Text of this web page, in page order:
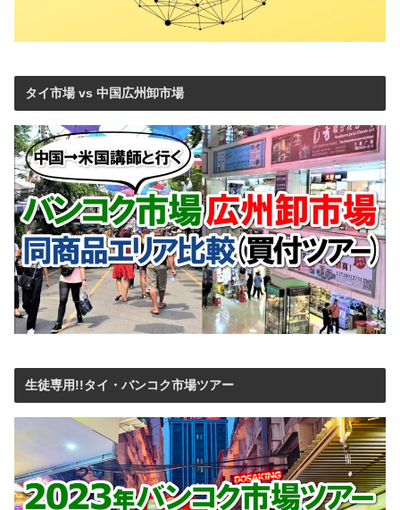
タイ市場 vs 中国広州卸市場
生徒専用!!タイ・バンコク市場ツアー